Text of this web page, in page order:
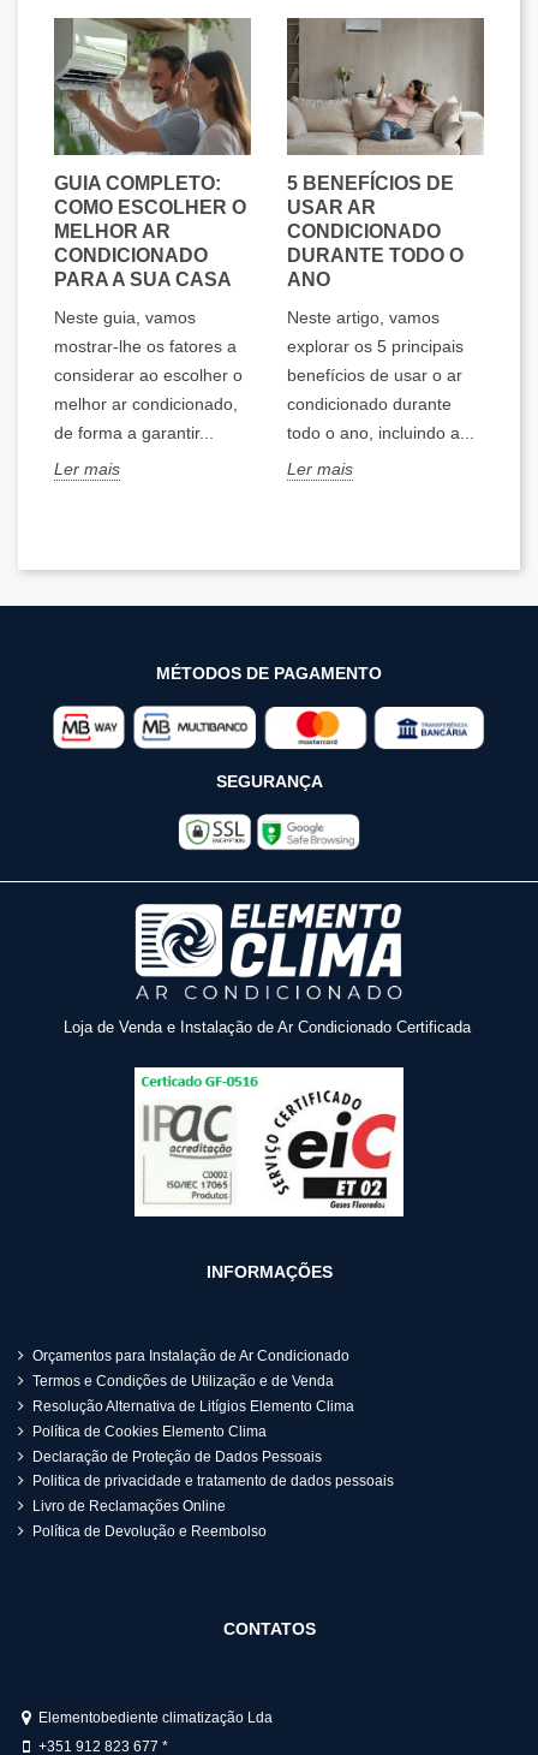
GUIA COMPLETO:
COMO ESCOLHER O
MELHOR AR
CONDICIONADO
PARA A SUA CASA
Neste guia, vamos
mostrar-lhe os fatores a
considerar ao escolher o
melhor ar condicionado,
de forma a garantir...
Ler mais
5 BENEFÍCIOS DE
USAR AR
CONDICIONADO
DURANTE TODO O
ANO
Neste artigo, vamos
explorar os 5 principais
benefícios de usar o ar
condicionado durante
todo o ano, incluindo a...
Ler mais
MÉTODOS DE PAGAMENTO
SEGURANÇA
Loja de Venda e Instalação de Ar Condicionado Certificada
INFORMAÇÕES
Orçamentos para Instalação de Ar Condicionado
Termos e Condições de Utilização e de Venda
Resolução Alternativa de Litígios Elemento Clima
Política de Cookies Elemento Clima
Declaração de Proteção de Dados Pessoais
Politica de privacidade e tratamento de dados pessoais
Livro de Reclamações Online
Política de Devolução e Reembolso
CONTATOS
Elementobediente climatização Lda
+351 912 823 677 *